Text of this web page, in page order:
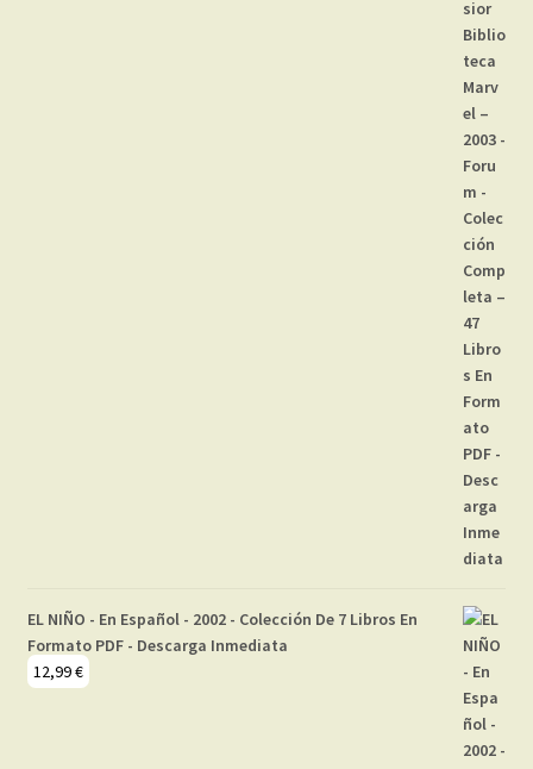
EL NIÑO - En Español - 2002 - Colección De 7 Libros En
Formato PDF - Descarga Inmediata
12,99€